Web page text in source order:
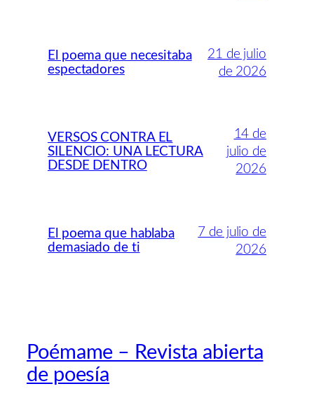
El poema que necesitaba
espectadores
21 de julio
de 2026
VERSOS CONTRA EL
SILENCIO: UNA LECTURA
DESDE DENTRO
14 de
julio de
2026
El poema que hablaba
demasiado de ti
7 de julio de
2026
Poémame – Revista abierta
de poesía